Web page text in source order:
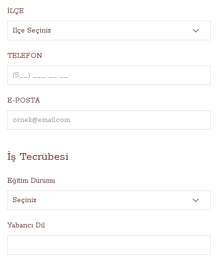
İLÇE
TELEFON
E-POSTA
İş Tecrübesi
Eğitim Durumu
Yabancı Dil